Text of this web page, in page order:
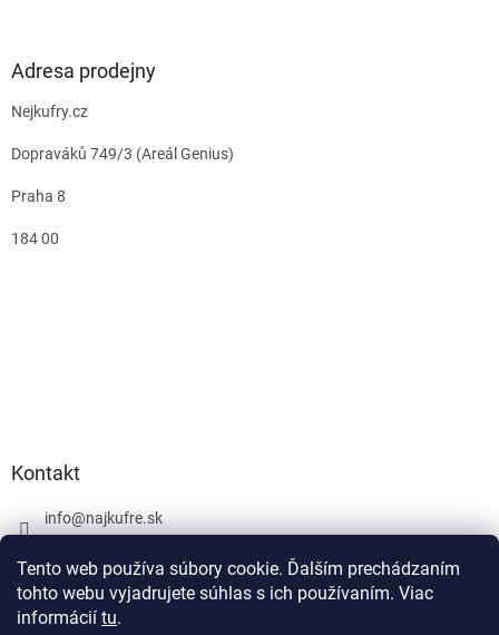
Tento web používa súbory cookie. Ďalším prechádzaním
tohto webu vyjadrujete súhlas s ich používaním. Viac
informácií tu.
Adresa prodejny
Nejkufry.cz
Dopraváků 749/3 (Areál Genius)
Praha 8
184 00
Kontakt
info@najkufre.sk
Facebook